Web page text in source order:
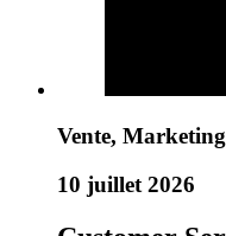
Vente,
10 juillet 2026